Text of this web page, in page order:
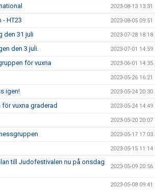
2023-08-13 13:31
- HT23 2023-08-05 09:51
den 31 juli 2023-07-28 18:18
den 3 juli. 2023-07-01 14:59
för vuxna 2023-06-01 14:35
2023-05-26 16:21
igen! 2023-05-24 20:30
vuxna graderad 2023-05-24 14:49
2023-05-20 20:07
2023-05-17 17:03
2023-05-15 11:14
till Judofestivalen nu på onsdag
2023-05-09 20:56
2023-05-08 09:41